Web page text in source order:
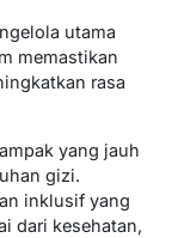
utama
memastikan
rasa
yang jauh
gizi.
inklusif yang
dari kesehatan,